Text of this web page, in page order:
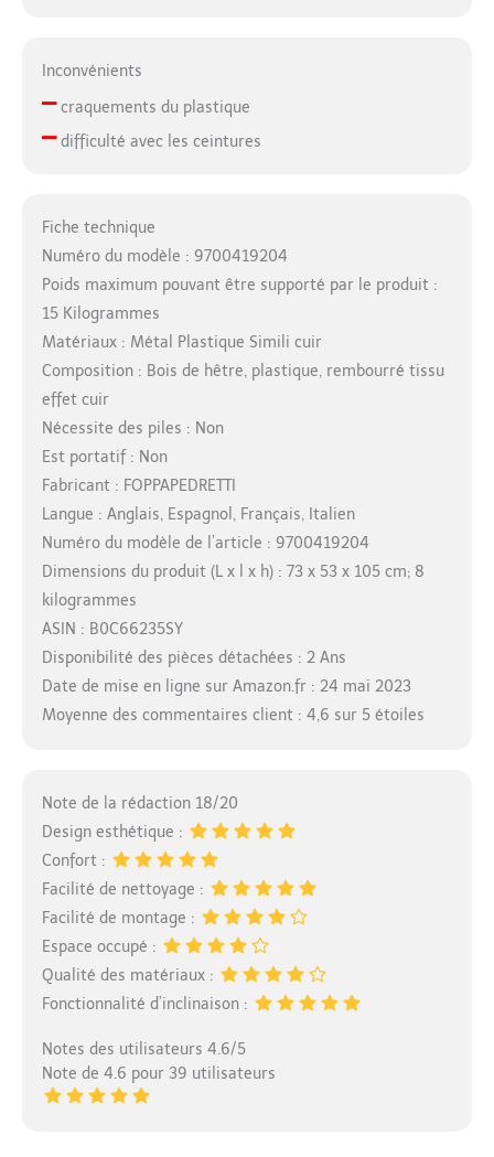
Inconvénients
–craquements du plastique
–difficulté avec les ceintures
Fiche technique
Numéro du modèle : 9700419204
Poids maximum pouvant être supporté par le produit :
15 Kilogrammes
Matériaux : Métal Plastique Simili cuir
Composition : Bois de hêtre, plastique, rembourré tissu
effet cuir
Nécessite des piles : Non
Est portatif : Non
Fabricant : FOPPAPEDRETTI
Langue : Anglais, Espagnol, Français, Italien
Numéro du modèle de l’article : 9700419204
Dimensions du produit (L x l x h) : 73 x 53 x 105 cm; 8
kilogrammes
ASIN : B0C66235SY
Disponibilité des pièces détachées : 2 Ans
Date de mise en ligne sur Amazon.fr : 24 mai 2023
Moyenne des commentaires client : 4,6 sur 5 étoiles
Note de la rédaction 18/20
Design esthétique :
Confort :
Facilité de nettoyage :
Facilité de montage :
Espace occupé :
Qualité des matériaux :
Fonctionnalité d’inclinaison :
Notes des utilisateurs 4.6/5
Note de 4.6 pour 39 utilisateurs